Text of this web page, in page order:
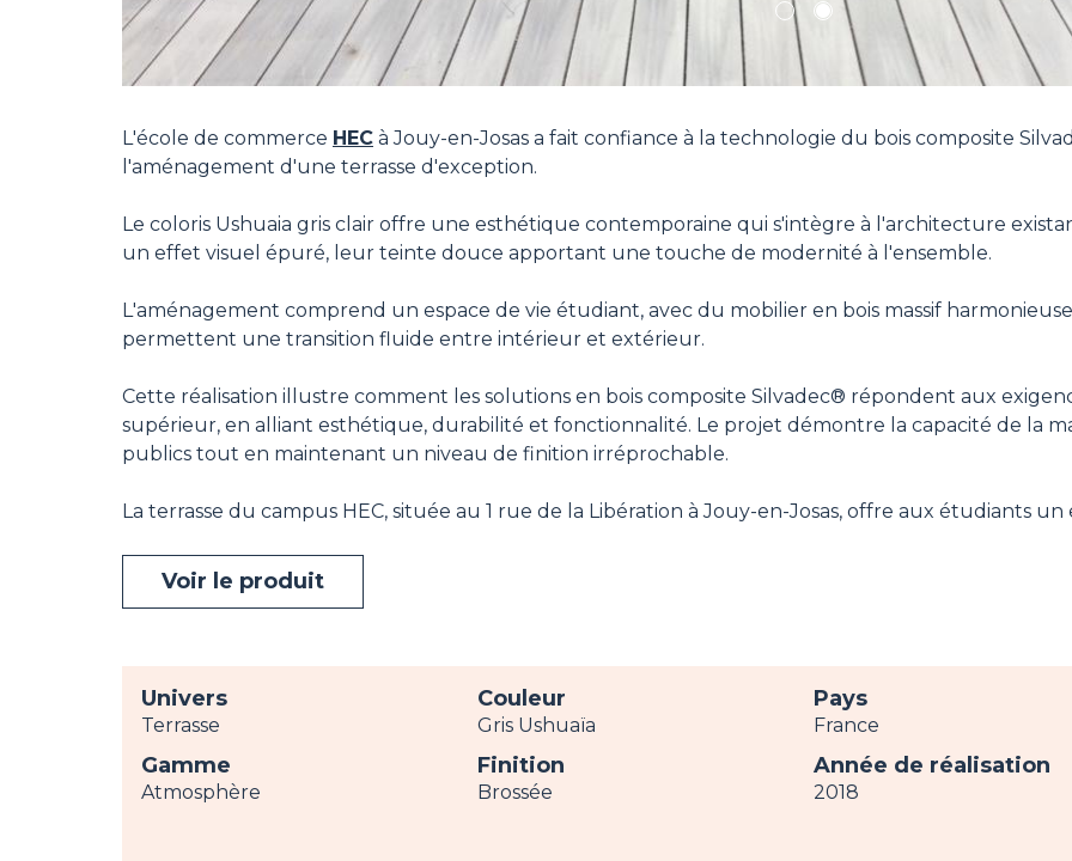
1 2
L'école de commerce HEC à Jouy-en-Josas a fait confiance à la technologie du bois composite
l'aménagement d'une terrasse d'exception.
Le coloris Ushuaia gris clair offre une esthétique contemporaine qui s'intègre à l'architecture
un effet visuel épuré, leur teinte douce apportant une touche de modernité à l'ensemble.
L'aménagement comprend un espace de vie étudiant, avec du mobilier en bois massif
permettent une transition fluide entre intérieur et extérieur.
Cette réalisation illustre comment les solutions en bois composite Silvadec® répondent aux
supérieur, en alliant esthétique, durabilité et fonctionnalité. Le projet démontre la capacité de la
publics tout en maintenant un niveau de finition irréprochable.
La terrasse du campus HEC, située au 1 rue de la Libération à Jouy-en-Josas, offre aux étudiants
Voir le produit
Univers
Terrasse
Gamme
Atmosphère
Couleur
Gris Ushuaïa
Finition
Brossée
Pays
France
Année de réalisation
2018